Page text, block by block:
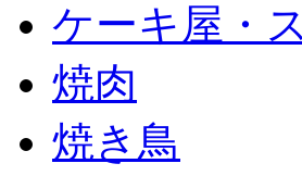
ケーキ屋・
焼肉
焼き鳥